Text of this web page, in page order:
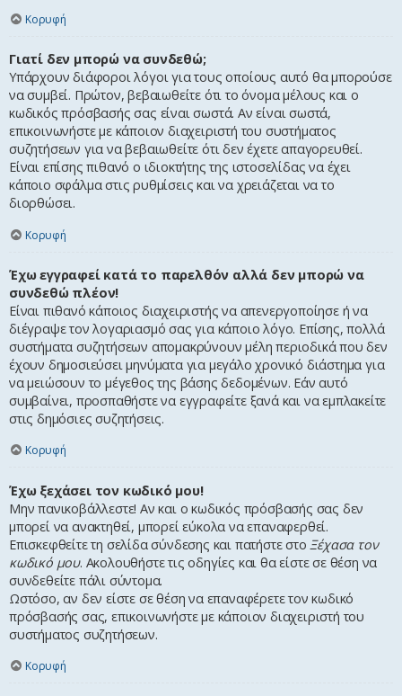
Κορυφή
Γιατί δεν μπορώ να συνδεθώ;
Υπάρχουν διάφοροι λόγοι για τους οποίους αυτό θα μπορούσε
να συμβεί. Πρώτον, βεβαιωθείτε ότι το όνομα μέλους και ο
κωδικός πρόσβασής σας είναι σωστά. Αν είναι σωστά,
επικοινωνήστε με κάποιον διαχειριστή του συστήματος
συζητήσεων για να βεβαιωθείτε ότι δεν έχετε απαγορευθεί.
Είναι επίσης πιθανό ο ιδιοκτήτης της ιστοσελίδας να έχει
κάποιο σφάλμα στις ρυθμίσεις και να χρειάζεται να το
διορθώσει.
Κορυφή
Έχω εγγραφεί κατά το παρελθόν αλλά δεν μπορώ να
συνδεθώ πλέον!
Είναι πιθανό κάποιος διαχειριστής να απενεργοποίησε ή να
διέγραψε τον λογαριασμό σας για κάποιο λόγο. Επίσης, πολλά
συστήματα συζητήσεων απομακρύνουν μέλη περιοδικά που δεν
έχουν δημοσιεύσει μηνύματα για μεγάλο χρονικό διάστημα για
να μειώσουν το μέγεθος της βάσης δεδομένων. Εάν αυτό
συμβαίνει, προσπαθήστε να εγγραφείτε ξανά και να εμπλακείτε
στις δημόσιες συζητήσεις.
Κορυφή
Έχω ξεχάσει τον κωδικό μου!
Μην πανικοβάλλεστε! Αν και ο κωδικός πρόσβασής σας δεν
μπορεί να ανακτηθεί, μπορεί εύκολα να επαναφερθεί.
Επισκεφθείτε τη σελίδα σύνδεσης και πατήστε στο Ξέχασα τον
κωδικό μου. Ακολουθήστε τις οδηγίες και θα είστε σε θέση να
συνδεθείτε πάλι σύντομα.
Ωστόσο, αν δεν είστε σε θέση να επαναφέρετε τον κωδικό
πρόσβασής σας, επικοινωνήστε με κάποιον διαχειριστή του
συστήματος συζητήσεων.
Κορυφή